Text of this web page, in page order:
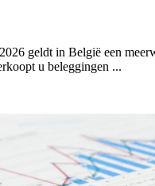
geldt in België een
u beleggingen ...